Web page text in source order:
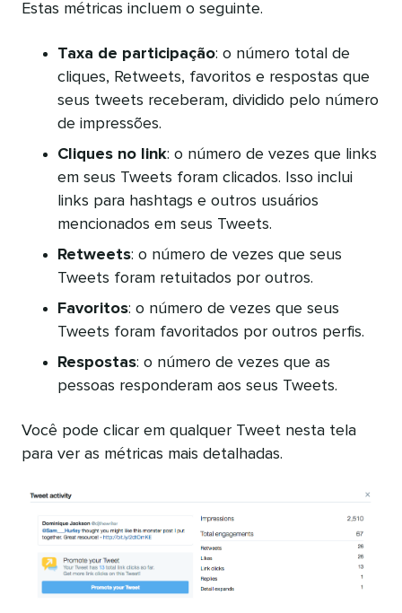
Estas métricas incluem o seguinte.
Taxa de participação: o número total de
cliques, Retweets, favoritos e respostas que
seus tweets receberam, dividido pelo número
de impressões.
Cliques no link: o número de vezes que links
em seus Tweets foram clicados. Isso inclui
links para hashtags e outros usuários
mencionados em seus Tweets.
Retweets: o número de vezes que seus
Tweets foram retuitados por outros.
Favoritos: o número de vezes que seus
Tweets foram favoritados por outros perfis.
Respostas: o número de vezes que as
pessoas responderam aos seus Tweets.
Você pode clicar em qualquer Tweet nesta tela
para ver as métricas mais detalhadas.